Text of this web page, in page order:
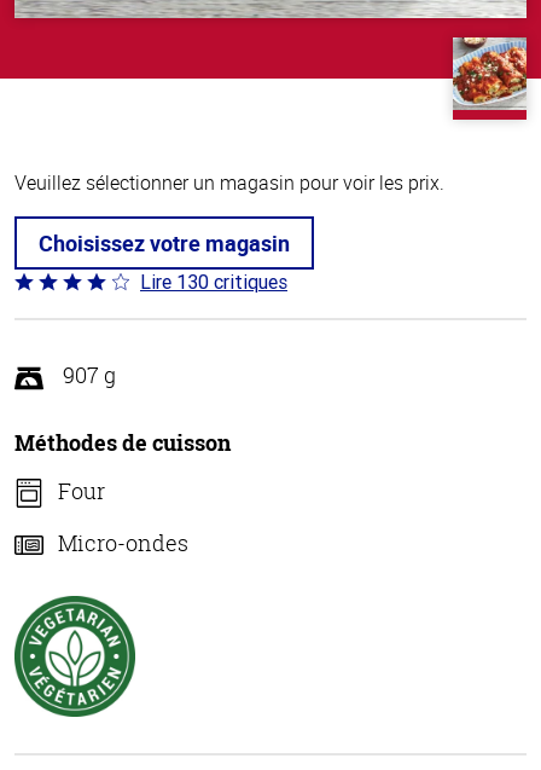
Veuillez sélectionner un magasin pour voir les prix.
Choisissez votre magasin
Coté
4 sur
Lire 130 critiques
907 g
Méthodes de cuisson
Four
Micro-ondes